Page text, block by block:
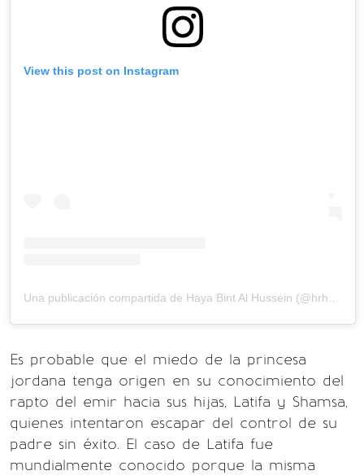
View this post on Instagram
Es probable que el miedo de la princesa
jordana tenga origen en su conocimiento del
rapto del emir hacia sus hijas, Latifa y Shamsa,
quienes intentaron escapar del control de su
padre sin éxito. El caso de Latifa fue
mundialmente conocido porque la misma